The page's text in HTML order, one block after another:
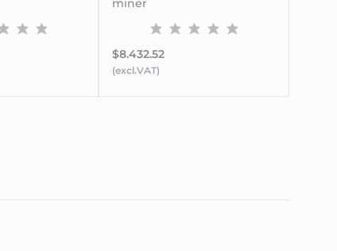
miner
$8.432.52
(excl.VAT)